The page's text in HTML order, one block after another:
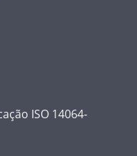
ISO 14064-